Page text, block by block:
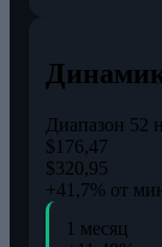
Диапазон 52
$176,47
$320,95
+41,7% от
1 месяц